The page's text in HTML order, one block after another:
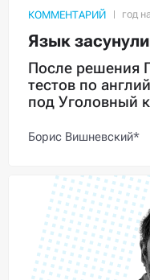
КОММЕНТАРИЙ
Язык
После решения
тестов по
под Уголовный
Борис Вишневский*